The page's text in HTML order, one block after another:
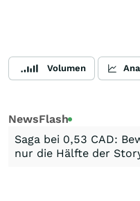
Volumen
NewsFlash
Saga bei 0,53 CAD:
nur die Hälfte der